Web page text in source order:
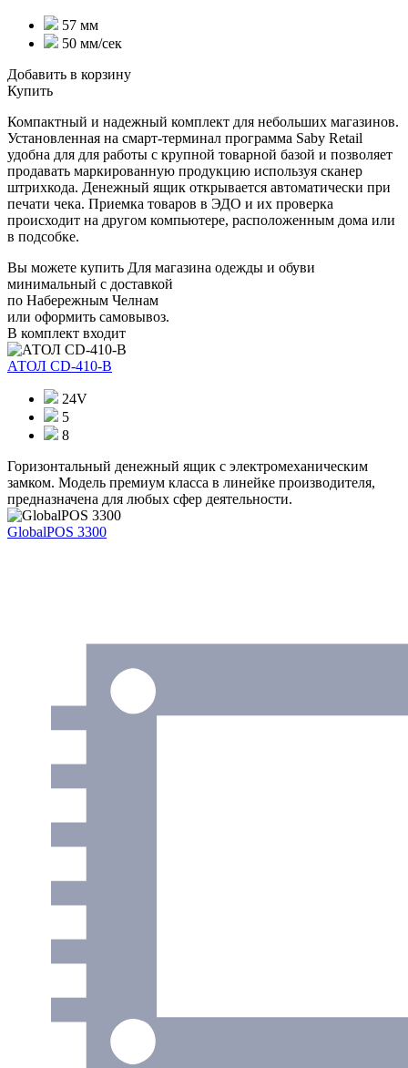
57 мм
50 мм/сек
Добавить в корзину
Купить
Компактный и надежный комплект для небольших магазинов.
Установленная на смарт-терминал программа Saby Retail
удобна для для работы с крупной товарной базой и позволяет
продавать маркированную продукцию используя сканер
штрихкода. Денежный ящик открывается автоматически при
печати чека. Приемка товаров в ЭДО и их проверка
происходит на другом компьютере, расположенным дома или
в подсобке.
Вы можете купить Для магазина одежды и обуви
минимальный с доставкой
по Набережным Челнам
или оформить самовывоз.
В комплект входит
АТОЛ CD-410-В
24V
5
8
Горизонтальный денежный ящик с электромеханическим
замком. Модель премиум класса в линейке производителя,
предназначена для любых сфер деятельности.
GlobalPOS 3300